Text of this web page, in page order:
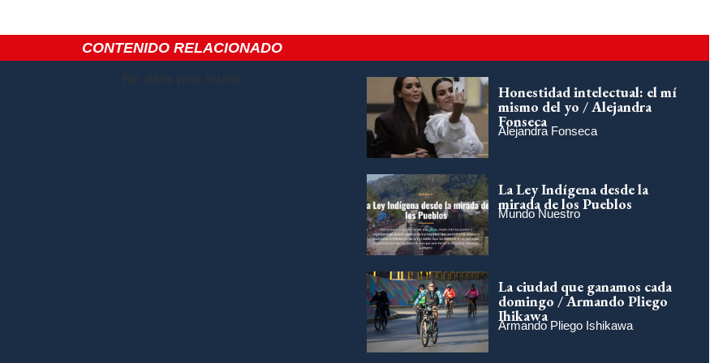
CONTENIDO RELACIONADO
No data was found
Honestidad intelectual: el mí
mismo del yo / Alejandra
Fonseca
Alejandra Fonseca
La Ley Indígena desde la
mirada de los Pueblos
Mundo Nuestro
La ciudad que ganamos cada
domingo / Armando Pliego
Ihikawa
Armando Pliego Ishikawa